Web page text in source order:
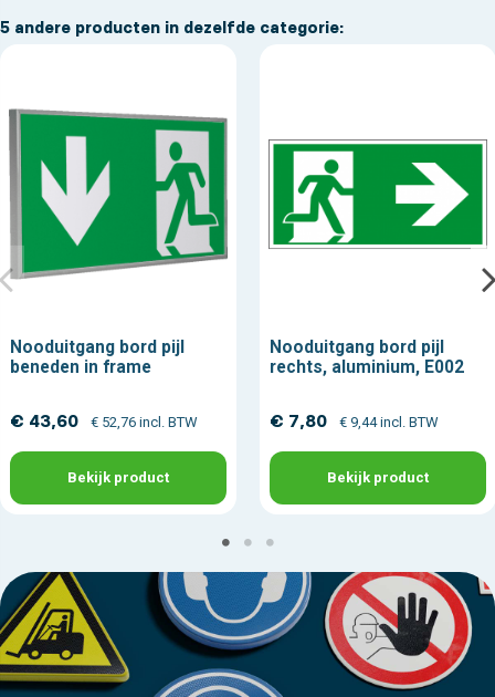
5 andere producten in dezelfde categorie:
Nooduitgang bord pijl
beneden in frame
€ 43,60 € 52,76 incl. BTW
Bekijk product
Nooduitgang bord pijl
rechts, aluminium, E002
€ 7,80 € 9,44 incl. BTW
Bekijk product